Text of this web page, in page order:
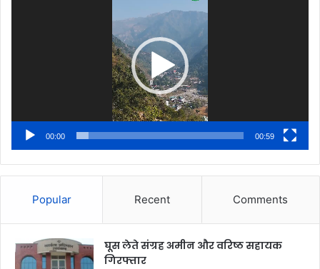
00:00 00:59
Popular Recent Comments
घूस लेते संग्रह अमीन और वरिष्ठ सहायक
गिरफ्तार